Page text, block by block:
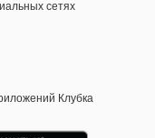
сетях
Клубка